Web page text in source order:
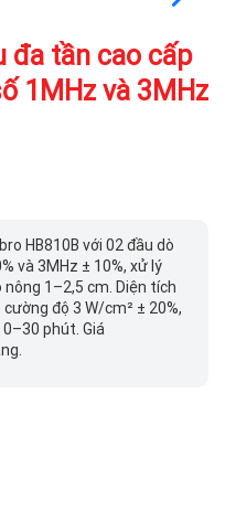
đa tần cao cấp
1MHz và 3MHz
HB810B với 02 đầu dò
và 3MHz ± 10%, xử lý
1–2,5 cm. Diện tích
cường độ 3 W/cm² ± 20%,
phút. Giá